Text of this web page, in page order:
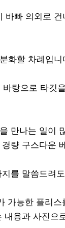
바빠 의외로
화할 차례입
탕으로 타깃
만나는 일이
량 구스다운
를 말씀드려
가능한 플리
용과 사진으